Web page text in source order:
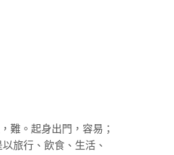
難。起身出門，容易；
旅行、飲食、生活、